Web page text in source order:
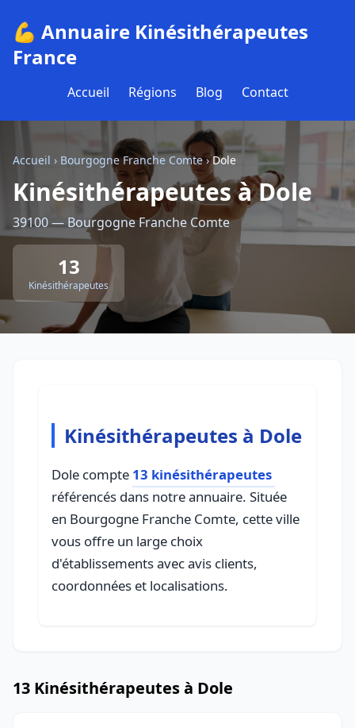
💪 Annuaire Kinésithérapeutes
France
Accueil Régions Blog Contact
Accueil › Bourgogne Franche Comte›Dole
Kinésithérapeutes à Dole
39100 — Bourgogne Franche Comte
13
Kinésithérapeutes
Kinésithérapeutes à Dole
Dole compte 13 kinésithérapeutes
référencés dans notre annuaire. Située
en Bourgogne Franche Comte, cette ville
vous offre un large choix
d'établissements avec avis clients,
coordonnées et localisations.
13 Kinésithérapeutes à Dole